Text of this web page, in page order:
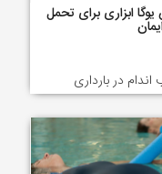
ابزاری برای تحمل
در بارداری